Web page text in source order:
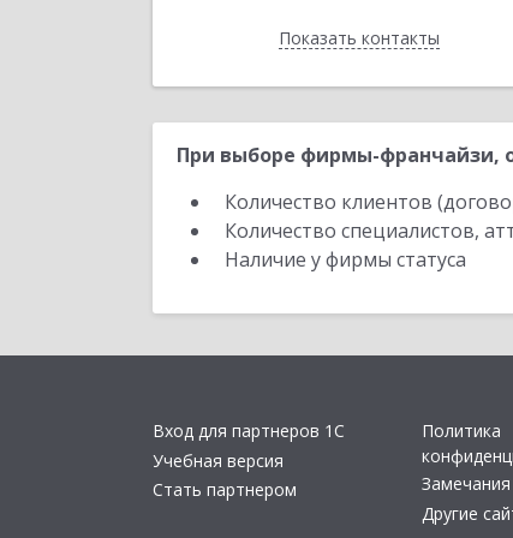
Показать контакты
Назад
При выборе фирмы-франчайзи,
Количество клиентов
Количество специалистов,
Наличие у фирмы статуса
Вход для партнеров 1С
Учебная версия
Стать партнером
Политика
Другие